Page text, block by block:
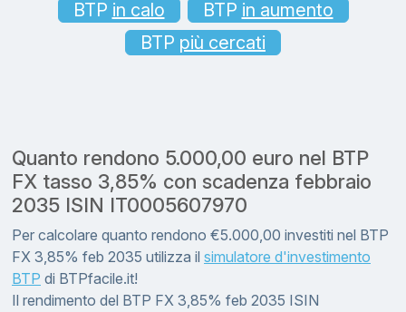
BTP in calo BTP in aumento
BTP più cercati
Quanto rendono 5.000,00 euro nel BTP
FX tasso 3,85% con scadenza febbraio
2035 ISIN IT0005607970
Per calcolare quanto rendono €5.000,00 investiti nel BTP
FX 3,85% feb 2035 utilizza il simulatore d'investimento
BTP di BTPfacile.it!
Il rendimento del BTP FX 3,85% feb 2035 ISIN